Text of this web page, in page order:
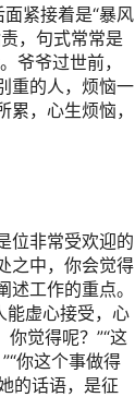
紧接着是“暴风
，句式常常是
爷爷过世前，
重的人，烦恼一
，心生烦恼，
位非常受欢迎的
之中，你会觉得
工作的重点。
能虚心接受，心
觉得呢？”“这
你这个事做得
的话语，是征